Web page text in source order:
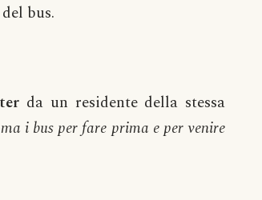
bus.
da un residente della stessa
i bus per fare prima e per venire